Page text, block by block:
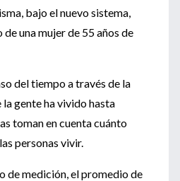
bajo el nuevo sistema,
una mujer de 55 años de
del tiempo a través de la
gente ha vivido hasta
toman en cuenta cuánto
personas vivir.
de medición, el promedio de